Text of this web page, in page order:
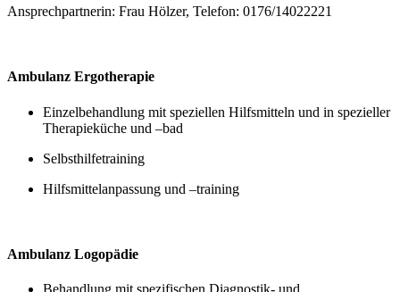
Ansprechpartnerin: Frau Hölzer, Telefon: 0176/14022221
Ambulanz Ergotherapie
Einzelbehandlung mit speziellen Hilfsmitteln und in spezieller
Therapieküche und –bad
Selbsthilfetraining
Hilfsmittelanpassung und –training
Ambulanz Logopädie